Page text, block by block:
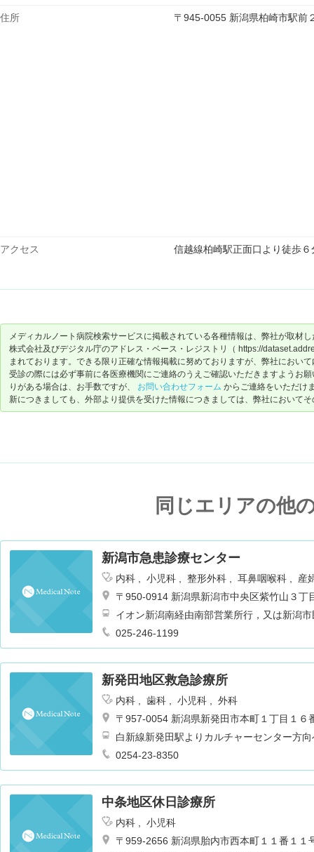
住所 〒945-0055 新潟県柏崎市駅前
アクセス 信越線柏崎駅正面口より徒歩６
メディカルノート病院検索サービスに掲載されている各種情報は、弊社が取材
株式会社及びデジタル庁のアドレス・ベース・レジストリ（ https://
まれております。できる限り正確な情報掲載に努めておりますが、弊社におい
受診の際には必ず事前に各医療機関にご連絡のうえご確認いただきますようお
りがある場合は、お手数ですが、 お問い合わせフォーム からご連絡をいただけ
新につきましても、外部より提供を受けた情報につきましては、弊社において
同じエリアの他
新潟市急患診療センター
内科 小児科 整形外科 耳鼻咽喉科
産
〒950-0914 新潟県新潟市中央区紫竹山３丁
イオン新潟南経由南部営業所行，又は新潟
025-246-1199
新発田地区救急診療所
内科 歯科 小児科
外科
〒957-0054 新潟県新発田市本町１丁目１６
白新線新発田駅よりカルチャーセンター方
0254-23-8350
中条地区休日診療所
内科
小児科
〒959-2656 新潟県胎内市西本町１１番１１